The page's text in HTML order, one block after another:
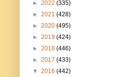
► 2022 (335)
► 2021 (428)
► 2020 (495)
► 2019 (424)
► 2018 (446)
► 2017 (433)
▼ 2016 (442)